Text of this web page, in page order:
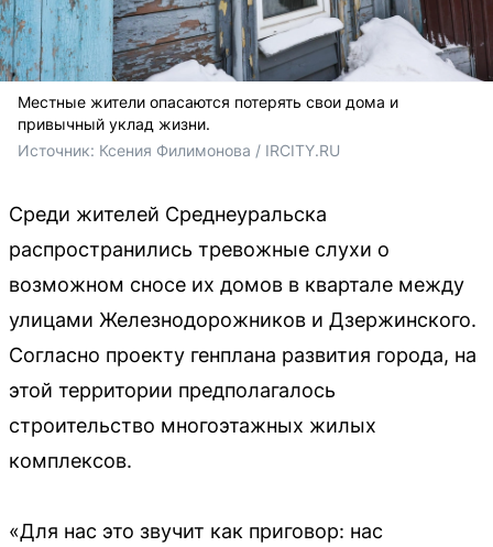
Местные жители опасаются потерять свои дома и
привычный уклад жизни.
Источник: Ксения Филимонова / IRCITY.RU
Среди жителей Среднеуральска
распространились тревожные слухи о
возможном сносе их домов в квартале между
улицами Железнодорожников и Дзержинского.
Согласно проекту генплана развития города, на
этой территории предполагалось
строительство многоэтажных жилых
комплексов.
«Для нас это звучит как приговор: нас